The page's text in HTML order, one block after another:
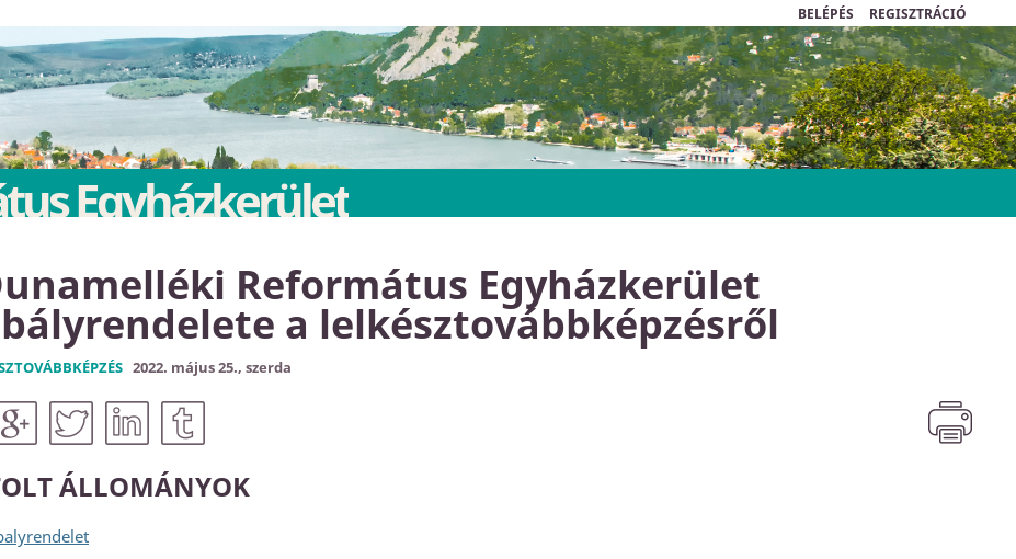
BELÉPÉS REGISZTRÁCIÓ
Egyházkerület
Református Egyházkerület
a lelkésztovábbképzésről
2022. május 25., szerda
ÁLLOMÁNYOK